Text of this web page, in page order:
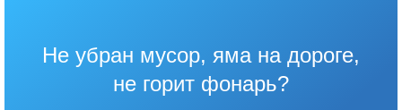
Не убран мусор, яма на дороге,
не горит фонарь?